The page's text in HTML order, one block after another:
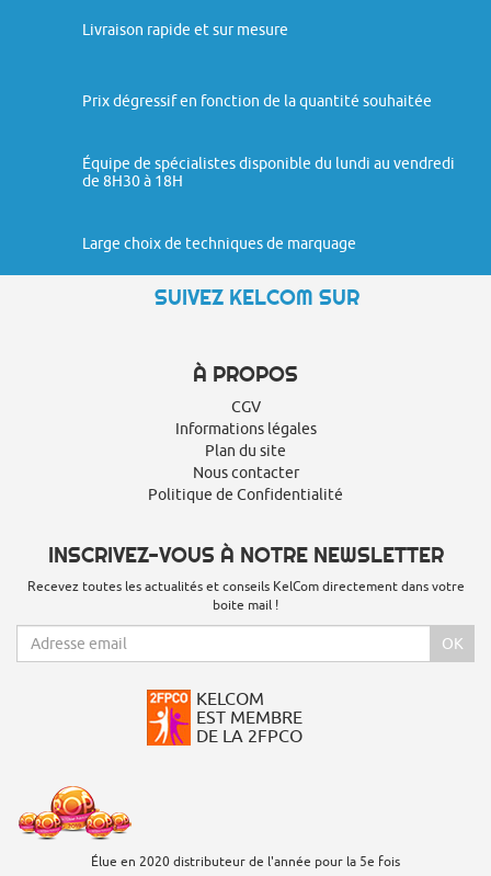
Livraison rapide et sur mesure
Prix dégressif en fonction de la quantité souhaitée
Équipe de spécialistes disponible du lundi au vendredi
de 8H30 à 18H
Large choix de techniques de marquage
SUIVEZ KELCOM SUR
À PROPOS
CGV
Informations légales
Plan du site
Nous contacter
Politique de Confidentialité
INSCRIVEZ-VOUS À NOTRE NEWSLETTER
Recevez toutes les actualités et conseils KelCom directement dans votre
boite mail !
OK
KELCOM
EST MEMBRE
DE LA 2FPCO
Élue en 2020 distributeur de l'année pour la 5e fois